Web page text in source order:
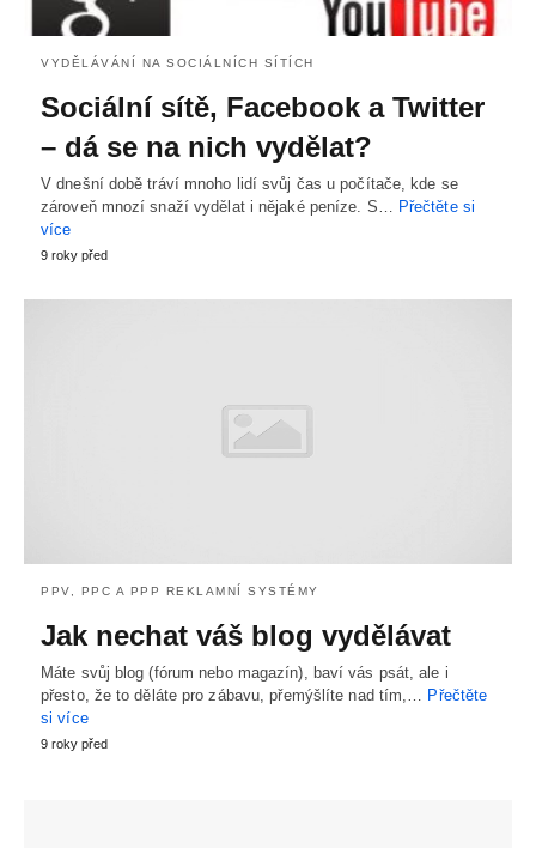
VYDĚLÁVÁNÍ NA SOCIÁLNÍCH SÍTÍCH
Sociální sítě, Facebook a Twitter
– dá se na nich vydělat?
V dnešní době tráví mnoho lidí svůj čas u počítače, kde se
zároveň mnozí snaží vydělat i nějaké peníze. S… Přečtěte si
více
9 roky před
PPV, PPC A PPP REKLAMNÍ SYSTÉMY
Jak nechat váš blog vydělávat
Máte svůj blog (fórum nebo magazín), baví vás psát, ale i
přesto, že to děláte pro zábavu, přemýšlíte nad tím,… Přečtěte
si více
9 roky před